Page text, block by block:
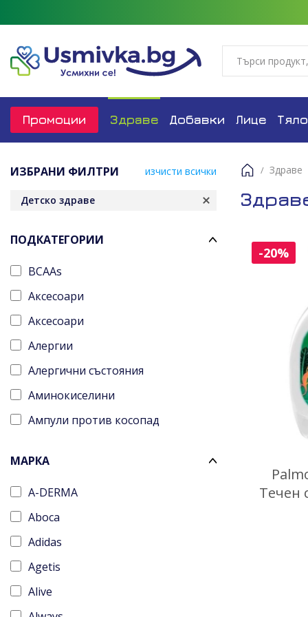
Промоции Здраве Добавки Лице Тяло
ИЗБРАНИ ФИЛТРИ изчисти всички
Детско здраве
ПОДКАТЕГОРИИ
BCAAs
Аксесоари
Аксесоари
Алергии
Алергични състояния
Аминокиселини
Ампули против косопад
Балсами
Бебешки аксесоари
Бои за коса
Болка
Болка в гърлото
Бръснене
МАРКА
A-DERMA
Aboca
Adidas
Agetis
Alive
Здраве
Течен
-20%